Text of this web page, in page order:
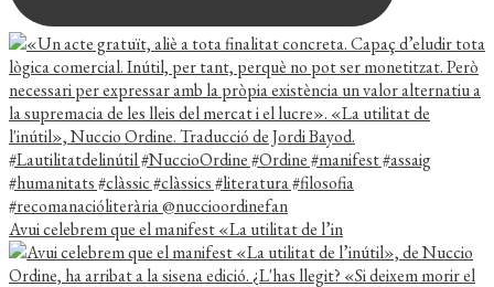
Avui celebrem que el manifest «La utilitat de l’in